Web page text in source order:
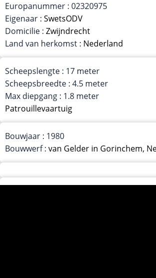
Europanummer : 02320975
Eigenaar : SwetsODV
Domicilie : Zwijndrecht
Land van herkomst : Nederland
Scheepslengte : 17 meter
Scheepsbreedte : 4.5 meter
Max diepgang : 1.8 meter
Patrouillevaartuig
Bouwjaar : 1980
Bouwwerf : van Gelder in Gorinchem,